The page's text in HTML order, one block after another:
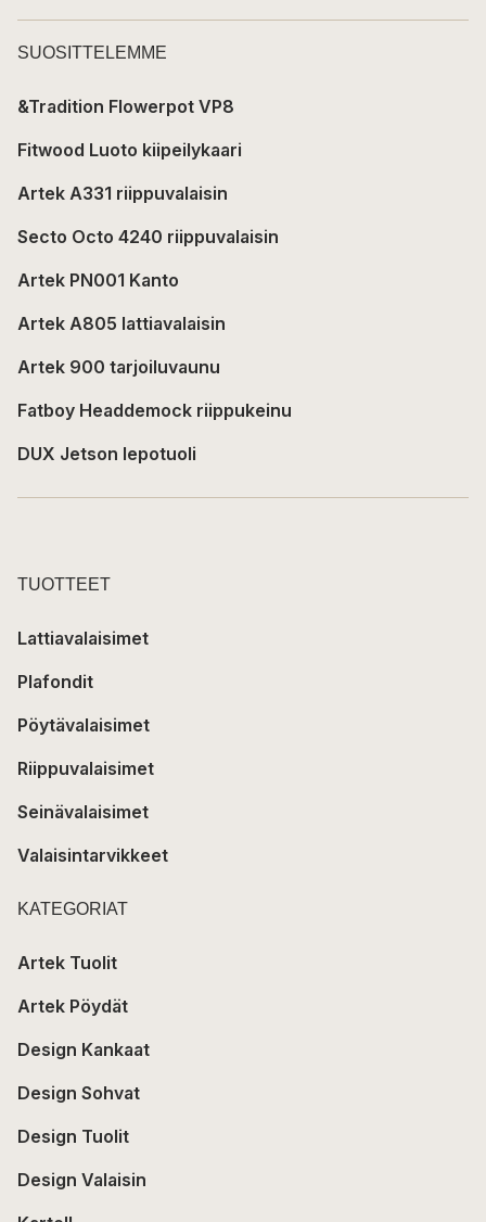
SUOSITTELEMME
&Tradition Flowerpot VP8
Fitwood Luoto kiipeilykaari
Artek A331 riippuvalaisin
Secto Octo 4240 riippuvalaisin
Artek PN001 Kanto
Artek A805 lattiavalaisin
Artek 900 tarjoiluvaunu
Fatboy Headdemock riippukeinu
DUX Jetson lepotuoli
TUOTTEET
Lattiavalaisimet
Plafondit
Pöytävalaisimet
Riippuvalaisimet
Seinävalaisimet
Valaisintarvikkeet
KATEGORIAT
Artek Tuolit
Artek Pöydät
Design Kankaat
Design Sohvat
Design Tuolit
Design Valaisin